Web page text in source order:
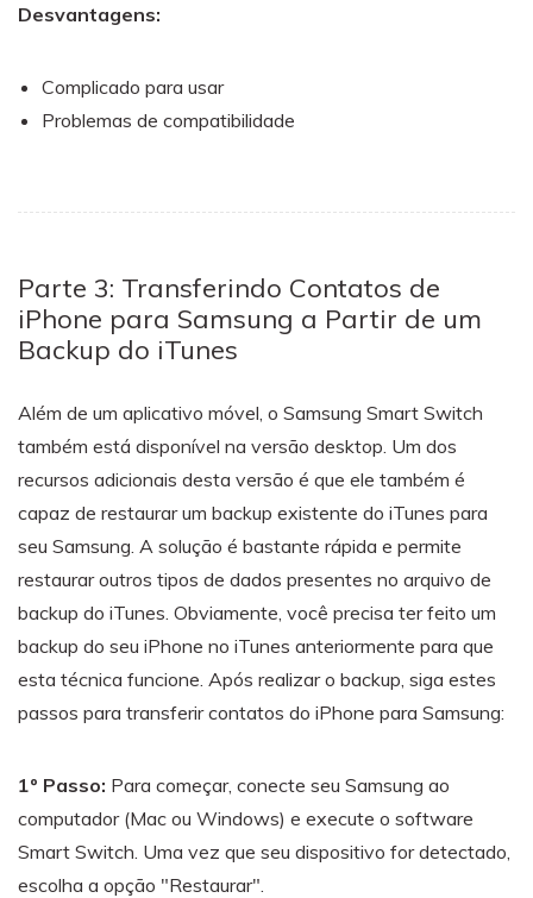
Desvantagens:
Complicado para usar
Problemas de compatibilidade
Parte 3: Transferindo Contatos de
iPhone para Samsung a Partir de um
Backup do iTunes
Além de um aplicativo móvel, o Samsung Smart Switch
também está disponível na versão desktop. Um dos
recursos adicionais desta versão é que ele também é
capaz de restaurar um backup existente do iTunes para
seu Samsung. A solução é bastante rápida e permite
restaurar outros tipos de dados presentes no arquivo de
backup do iTunes. Obviamente, você precisa ter feito um
backup do seu iPhone no iTunes anteriormente para que
esta técnica funcione. Após realizar o backup, siga estes
passos para transferir contatos do iPhone para Samsung:
1º Passo: Para começar, conecte seu Samsung ao
computador (Mac ou Windows) e execute o software
Smart Switch. Uma vez que seu dispositivo for detectado,
escolha a opção "Restaurar".